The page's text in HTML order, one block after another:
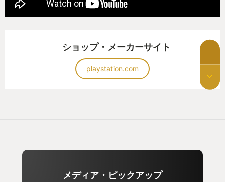
自分のプレイングスキルに自信をもっていた私は、
あの頃の私はもういなかった。多くのボスを倒し
ていき、やられることに耐性がついていた私は、ゲ
ームを攻略していった。ストーリーのラスボス、隠
しボス、DLCボス。このゲームの隅々まで楽しみ尽
DARKSOULリマスタードをクリアした私は心が躍
ならいけるぞ。」、と。私はPS4のストアですぐさ
ショップ・メーカーサイト
playstation.com
メディア・ピックアップ